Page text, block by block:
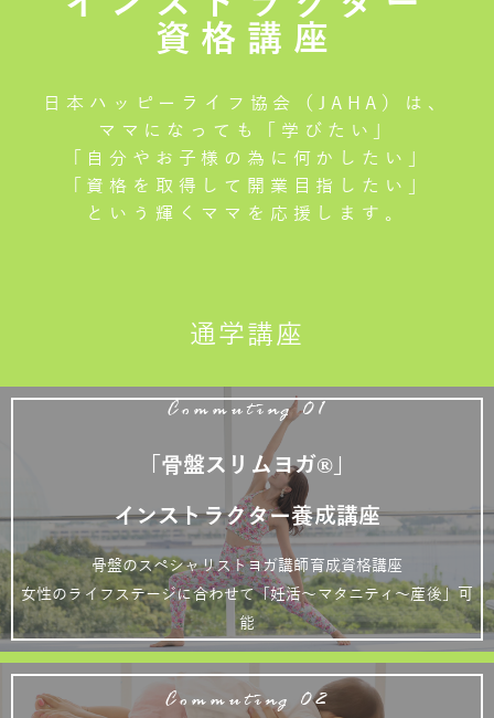
資格講座
日本ハッピーライフ協会（JAHA）は、
ママになっても「学びたい」
「自分やお子様の為に何かしたい」
「資格を取得して開業目指したい」
という輝くママを応援します。
通学講座
Commuting 01
「骨盤スリムヨガ®」
インストラクター養成講座
骨盤のスペシャリストヨガ講師育成資格講座
女性のライフステージに合わせて「妊活～マタニティ～産後」可
能
Commuting 02